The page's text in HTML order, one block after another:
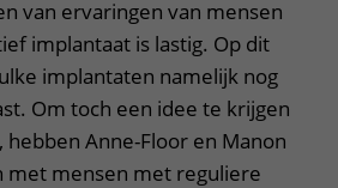
van ervaringen van mensen
implantaat is lastig. Op dit
implantaten namelijk nog
Om toch een idee te krijgen
Anne-Floor en Manon
met mensen met reguliere